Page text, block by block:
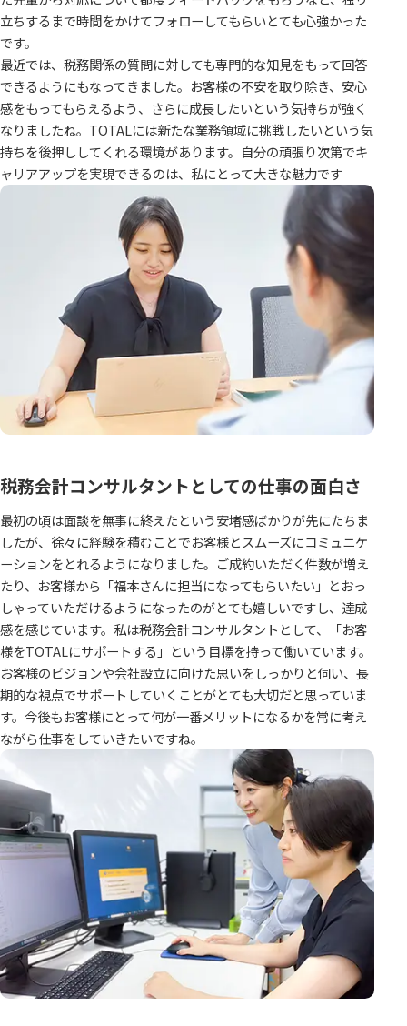
立ちするまで時間をかけてフォローしてもらいとても心強かった
です。
最近では、税務関係の質問に対しても専門的な知見をもって回答
できるようにもなってきました。お客様の不安を取り除き、安心
感をもってもらえるよう、さらに成長したいという気持ちが強く
なりましたね。TOTALには新たな業務領域に挑戦したいという気
持ちを後押ししてくれる環境があります。自分の頑張り次第でキ
ャリアアップを実現できるのは、私にとって大きな魅力です
税務会計コンサルタントとしての仕事の面白さ
最初の頃は面談を無事に終えたという安堵感ばかりが先にたちま
したが、徐々に経験を積むことでお客様とスムーズにコミュニケ
ーションをとれるようになりました。ご成約いただく件数が増え
たり、お客様から「福本さんに担当になってもらいたい」とおっ
しゃっていただけるようになったのがとても嬉しいですし、達成
感を感じています。私は税務会計コンサルタントとして、「お客
様をTOTALにサポートする」という目標を持って働いています。
お客様のビジョンや会社設立に向けた思いをしっかりと伺い、長
期的な視点でサポートしていくことがとても大切だと思っていま
す。今後もお客様にとって何が一番メリットになるかを常に考え
ながら仕事をしていきたいですね。